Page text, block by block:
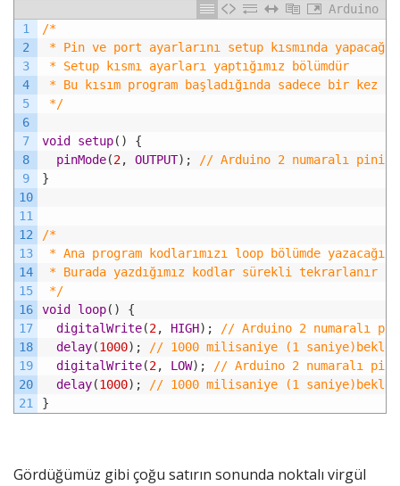
Arduino
1
2
3
4
5
6
7
8
9
10
11
12
13
14
15
16
17
18
19
20
21
/*
* Pin ve port ayarlarını setup kısmında yapacağız
* Setup kısmı ayarları yaptığımız bölümdür
* Bu kısım program başladığında sadece bir kez
*/
void setup( )
{
pinMode(2, OUTPUT) ;
// Arduino 2 numaralı
}
/*
* Ana program kodlarımızı loop bölümde yazacağız
* Burada yazdığımız kodlar sürekli tekrarlanır
*/
void
loop( )
{
digitalWrite(2, HIGH) ;
// Arduino 2 numaralı
delay(1000) ;
// 1000 milisaniye (1
digitalWrite(2, LOW) ;
// Arduino 2 numaralı
delay(1000) ;
// 1000 milisaniye (1
}
Gördüğümüz gibi çoğu satırın sonunda noktalı virgül